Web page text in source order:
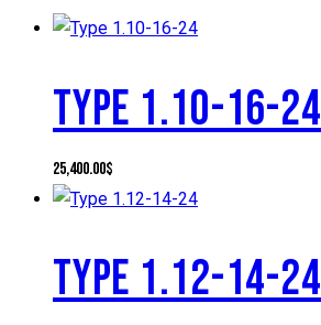
TYPE 1.10-16-24
25,400.00$
TYPE 1.12-14-24